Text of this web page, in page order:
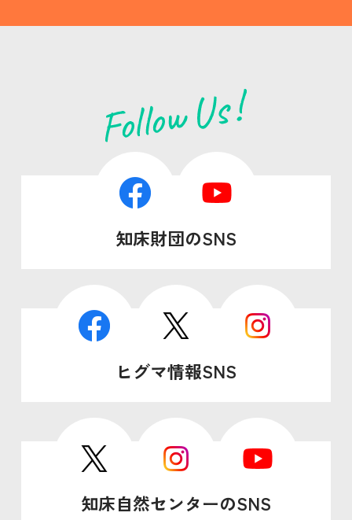
知床財団のSNS
ヒグマ情報SNS
知床自然センターのSNS